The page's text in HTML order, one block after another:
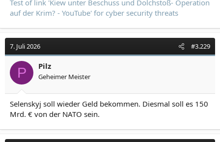
Test of link 'Kiew unter Beschuss und Dolchstoß- Operation
auf der Krim? - YouTube' for cyber security threats
7. Juli 2026 #3.229
P Pilz
Geheimer Meister
Selenskyj soll wieder Geld bekommen. Diesmal soll es 150
Mrd. € von der NATO sein.